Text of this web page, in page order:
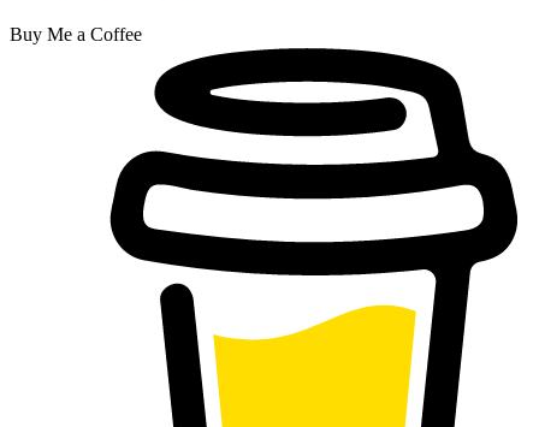
Buy Me a Coffee